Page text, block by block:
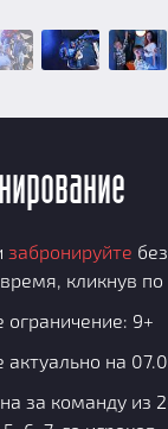
забронируйте
кликнув по
ограничение: 9+
актуально на
за команду из